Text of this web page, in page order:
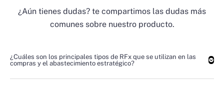
¿Aún tienes dudas? te compartimos las dudas más
comunes sobre nuestro producto.
¿Cuáles son los principales tipos de RFx que se utilizan en las
compras y el abastecimiento estratégico?